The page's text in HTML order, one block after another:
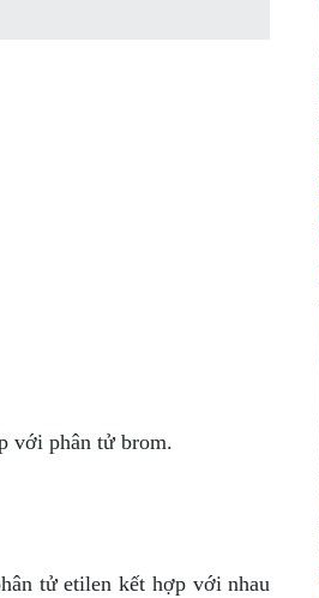
với phân tử brom.
tử etilen kết hợp với nhau